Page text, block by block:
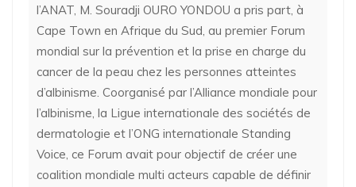
l’ANAT, M. Souradji OURO YONDOU a pris part, à
Cape Town en Afrique du Sud, au premier Forum
mondial sur la prévention et la prise en charge du
cancer de la peau chez les personnes atteintes
d’albinisme. Coorganisé par l’Alliance mondiale pour
l’albinisme, la Ligue internationale des sociétés de
dermatologie et l’ONG internationale Standing
Voice, ce Forum avait pour objectif de créer une
coalition mondiale multi acteurs capable de définir